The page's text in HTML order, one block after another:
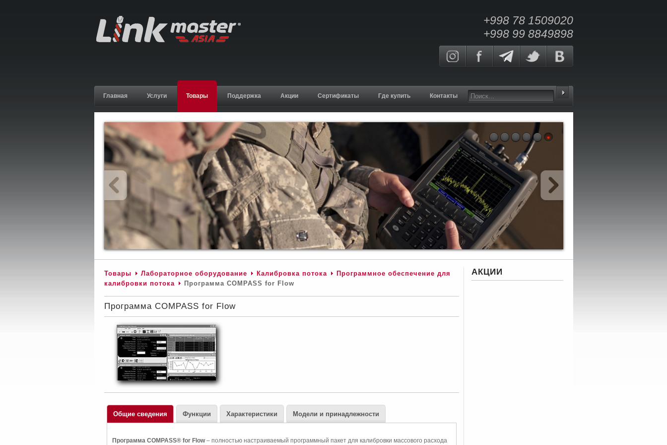
+998 78 1509020
+998 99 8849898
Главная Услуги Товары Поддержка Акции Сертификаты Где купить Контакты
Товары Лабораторное оборудование Калибровка потока
Программное обеспечение для
калибровки потока
Программа COMPASS for Flow
Программа COMPASS for Flow
Общие сведения
Программа COMPASS® for Flow– полностью настраиваемый программный пакет для калибровки массового расхода
Функции Характеристики Модели и принадлежности
АКЦИИ